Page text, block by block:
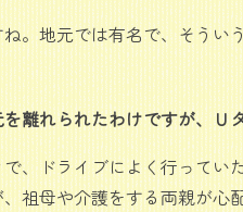
。地元では有名で、そうい
離れられたわけですが、
、ドライブによく行ってい
祖母や介護をする両親が心